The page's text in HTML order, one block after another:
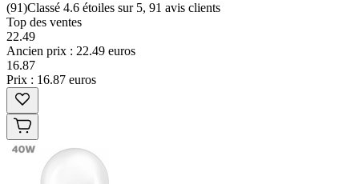
(91)Classé 4.6 étoiles sur 5, 91 avis clients
Top des ventes
22.49
Ancien prix : 22.49 euros
16.87
Prix : 16.87 euros